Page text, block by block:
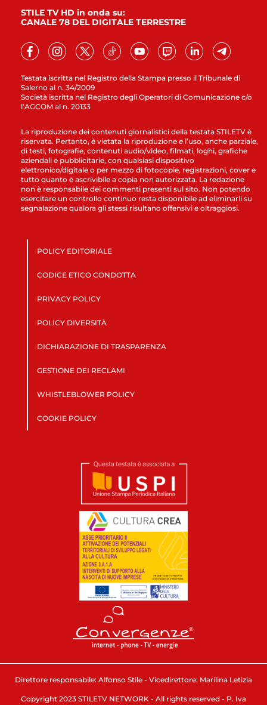
Testata iscritta nel Registro della Stampa presso il Tribunale di
Salerno al n. 34/2009
Società iscritta nel Registro degli Operatori di Comunicazione c/o
l’AGCOM al n. 20133
STILE TV HD in onda su:
CANALE 78 DEL DIGITALE TERRESTRE
La riproduzione dei contenuti giornalistici della testata STILETV è
riservata. Pertanto, è vietata la riproduzione e l’uso, anche parziale,
di testi, fotografie, contenuti audio/video, filmati, loghi, grafiche
aziendali e pubblicitarie, con qualsiasi dispositivo
elettronico/digitale o per mezzo di fotocopie, registrazioni, cover e
tutto quanto è ascrivibile a copia non autorizzata. La redazione
non è responsabile dei commenti presenti sul sito. Non potendo
esercitare un controllo continuo resta disponibile ad eliminarli su
segnalazione qualora gli stessi risultano offensivi e oltraggiosi.
POLICY EDITORIALE
CODICE ETICO CONDOTTA
PRIVACY POLICY
POLICY DIVERSITÀ
DICHIARAZIONE DI TRASPARENZA
GESTIONE DEI RECLAMI
WHISTLEBLOWER POLICY
COOKIE POLICY
Direttore responsabile: Alfonso Stile - Vicedirettore: Marilina Letizia
Copyright 2023 STILETV NETWORK - All rights reserved - P. Iva